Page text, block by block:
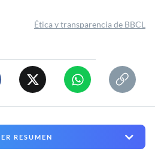
Ética y transparencia de BBCL
RESUMEN